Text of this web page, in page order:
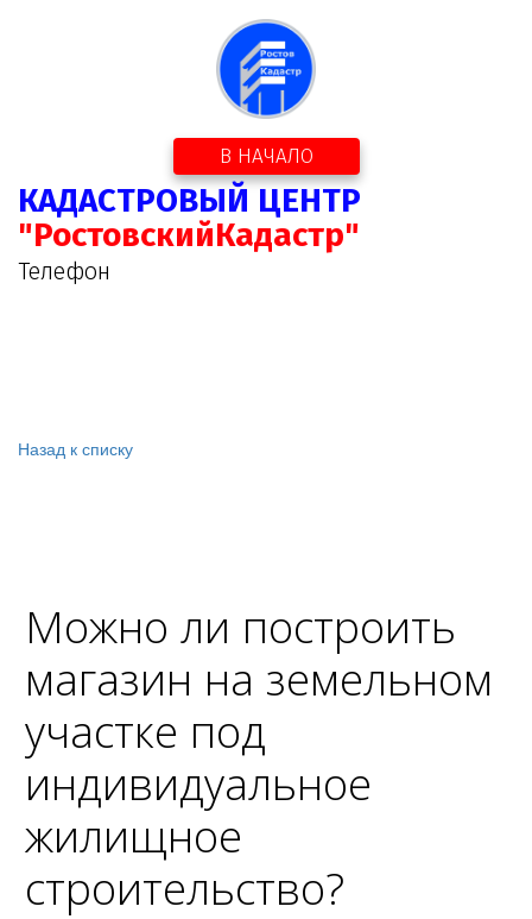
В НАЧАЛО
КАДАСТРОВЫЙ ЦЕНТР
"РостовскийКадастр"
Телефон
Назад к списку
Можно ли построить
магазин на земельном
участке под
индивидуальное
жилищное
строительство?